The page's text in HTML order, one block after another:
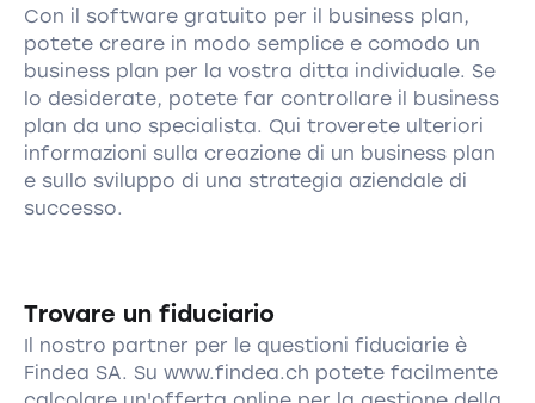
Con il software gratuito per il business plan,
potete creare in modo semplice e comodo un
business plan per la vostra ditta individuale. Se
lo desiderate, potete far controllare il business
plan da uno specialista. Qui troverete ulteriori
informazioni sulla creazione di un business plan
e sullo sviluppo di una strategia aziendale di
successo.
Trovare un fiduciario
Il nostro partner per le questioni fiduciarie è
Findea SA. Su www.findea.ch potete facilmente